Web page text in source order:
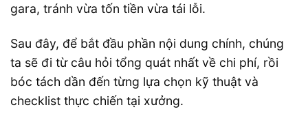
gara, tránh vừa tốn tiền vừa tái lỗi.
Sau đây, để bắt đầu phần nội dung chính, chúng
ta sẽ đi từ câu hỏi tổng quát nhất về chi phí, rồi
bóc tách dần đến từng lựa chọn kỹ thuật và
checklist thực chiến tại xưởng.